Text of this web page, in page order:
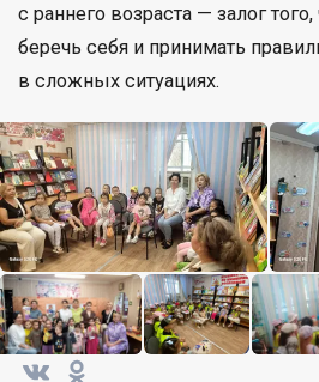
с раннего возраста — залог
беречь себя и принимать
в сложных ситуациях.